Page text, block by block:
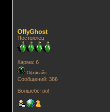
OffyGhost
Постоялец
Карма: 6
Оффлайн
Сообщений: 386
Волшебство!